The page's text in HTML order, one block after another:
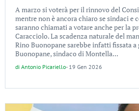
A marzo si voterà per il rinnovo del
mentre non è ancora chiaro se sindaci e
saranno chiamati a votare anche per la
Caracciolo. La scadenza naturale del
Rino Buonopane sarebbe infatti fissata
Buonopane, sindaco di Montella...
di Antonio Picariello- 19 Gen 2026